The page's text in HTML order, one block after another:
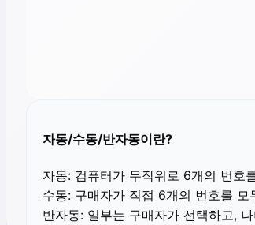
자동/수동/반자동이란?
자동: 컴퓨터가 무작위로 6개의 번호
수동: 구매자가 직접 6개의 번호를 모
반자동: 일부는 구매자가 선택하고,